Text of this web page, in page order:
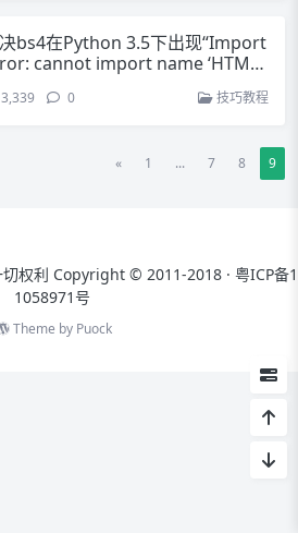
bs4在Python 3.5下出现“Import
cannot import name ‘HTML
3,339 0 技巧教程
« 1 ... 7 8 9
切权利 Copyright © 2011-2018 · 粤ICP备1
1058971号
Theme by Puock